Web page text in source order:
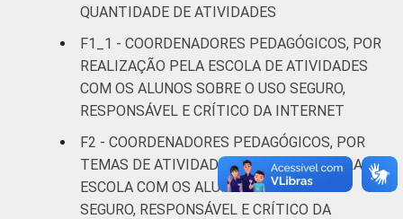
Centro-
ÁREA Urbana 5
Rural 21
LOCALIZAÇÃO Capital 2
Interior 12
QUANTIDADE DE ATIVIDADES
F1_1 - COORDENADORES PEDAGÓGICOS, POR
REALIZAÇÃO PELA ESCOLA DE ATIVIDADES
COM OS ALUNOS SOBRE O USO SEGURO,
RESPONSÁVEL E CRÍTICO DA INTERNET
F2 - COORDENADORES PEDAGÓGICOS, POR
TEMAS DE ATIVIDADES REALIZADAS PELA
ESCOLA COM OS ALUNOS SOBRE O USO
SEGURO, RESPONSÁVEL E CRÍTICO DA